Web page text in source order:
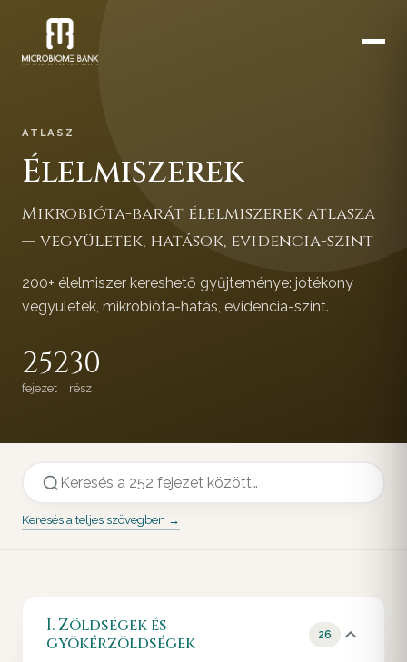
ATLASZ
Élelmiszerek
Mikrobióta-barát élelmiszerek atlasza
— vegyületek, hatások, evidencia-szint
200+ élelmiszer kereshető gyűjteménye: jótékony
vegyületek, mikrobióta-hatás, evidencia-szint.
252
fejezet
30
rész
Keresés a teljes szövegben →
I. Zöldségek és
gyökérzöldségek
26